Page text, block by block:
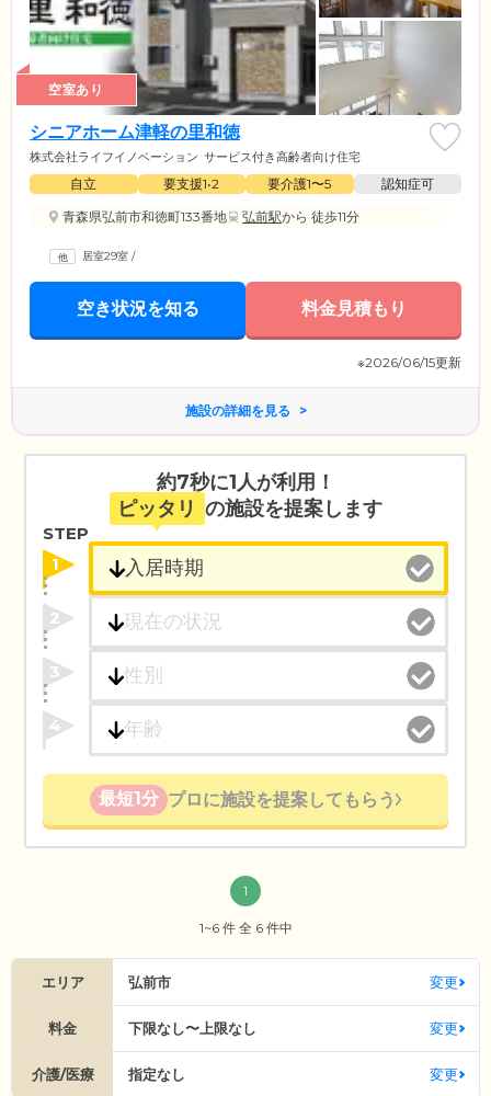
空室あり
シニアホーム津軽の里和徳
株式会社ライフイノベーション サービス付き高齢者向け住宅
自立 要支援1•2 要介護1〜5
認知症可
青森県弘前市和徳町133番地
弘前駅から 徒歩11分
居室29室 /
空き状況を知る 料金見積もり
※2026/06/15更新
施設の詳細を見る
約7秒に1人が利用！
ピッタリ の施設を提案します
STEP
1
2
3
4
最短1分 プロに施設を提案してもらう
1
1~6 件 全 6 件中
エリア 弘前市 変更
料金 下限なし〜上限なし 変更
介護/医療 指定なし 変更